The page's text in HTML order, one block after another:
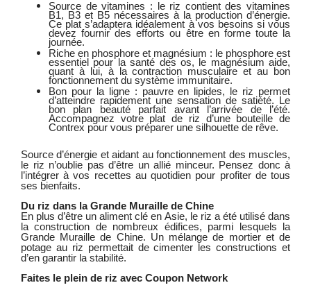
Source de vitamines : le riz contient des vitamines
B1, B3 et B5 nécessaires à la production d’énergie.
Ce plat s’adaptera idéalement à vos besoins si vous
devez fournir des efforts ou être en forme toute la
journée.
Riche en phosphore et magnésium : le phosphore est
essentiel pour la santé des os, le magnésium aide,
quant à lui, à la contraction musculaire et au bon
fonctionnement du système immunitaire.
Bon pour la ligne : pauvre en lipides, le riz permet
d’atteindre rapidement une sensation de satiété. Le
bon plan beauté parfait avant l’arrivée de l’été.
Accompagnez votre plat de riz d’une bouteille de
Contrex pour vous préparer une silhouette de rêve.
Source d’énergie et aidant au fonctionnement des muscles,
le riz n’oublie pas d’être un allié minceur. Pensez donc à
l’intégrer à vos recettes au quotidien pour profiter de tous
ses bienfaits.
Du riz dans la Grande Muraille de Chine
En plus d’être un aliment clé en Asie, le riz a été utilisé dans
la construction de nombreux édifices, parmi lesquels la
Grande Muraille de Chine. Un mélange de mortier et de
potage au riz permettait de cimenter les constructions et
d’en garantir la stabilité.
Faites le plein de riz avec Coupon Network